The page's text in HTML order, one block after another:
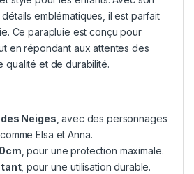
emblématiques, il est parfait
Ce parapluie est conçu pour
en répondant aux attentes des
qualité et de durabilité.
Neiges , avec des personnages
Elsa et Anna.
, pour une protection maximale.
, pour une utilisation durable.